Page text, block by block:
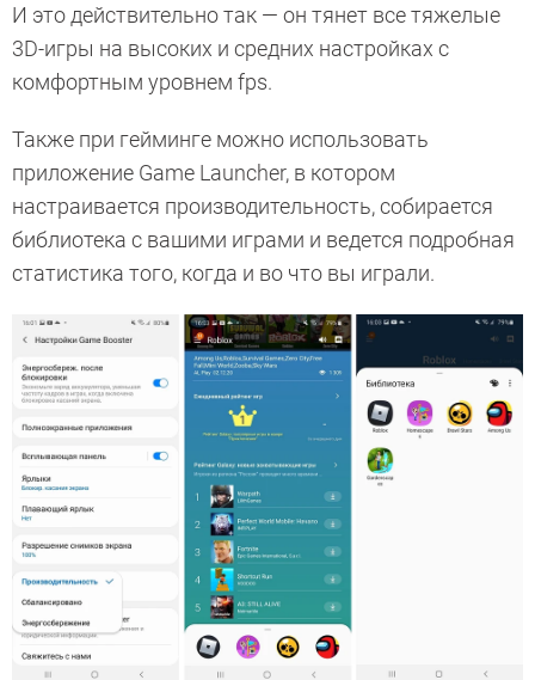
И это действительно так — он тянет все тяжелые
3D-игры на высоких и средних настройках с
комфортным уровнем fps.
Также при гейминге можно использовать
приложение Game Launcher, в котором
настраивается производительность, собирается
библиотека с вашими играми и ведется подробная
статистика того, когда и во что вы играли.